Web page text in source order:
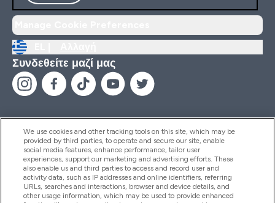
Συνδεθείτε μαζί μας
Βοήθεια & Πληροφορίες
Προϊόντα
We use cookies and other tracking tools on this site, which may be
provided by third parties, to operate and secure our site, enable
social media features, enhance performance, tailor user
experiences, support our marketing and advertising efforts. These
also enable us and third parties to access and record user and
activity data, such as IP addresses and online identifiers, referring
URLs, searches and interactions, browser and device details, and
other usage information, which may be used to provide enhanced